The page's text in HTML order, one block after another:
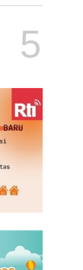
5